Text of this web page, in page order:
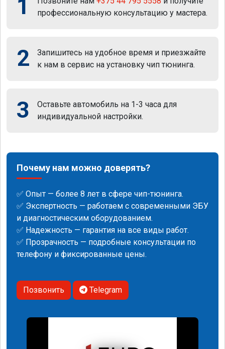
1
профессиональную консультацию у мастера.
2
Запишитесь на удобное время и приезжайте
к нам в сервис на установку чип тюнинга.
3
Оставьте автомобиль на 1-3 часа для
индивидуальной настройки.
Почему нам можно доверять?
✅ Опыт — более 8 лет в сфере чип-тюнинга.
✅ Экспертность — работаем с современными ЭБУ
и диагностическим оборудованием.
✅ Надежность — гарантия на все виды работ.
✅ Прозрачность — подробные консультации по
телефону и фиксированные цены.
Позвонить Telegram